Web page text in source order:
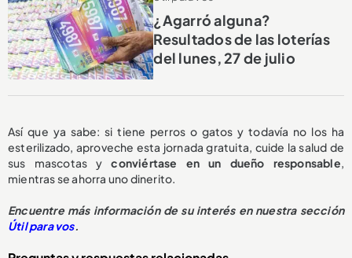
¿Agarró alguna?
Resultados de las loterías
del lunes, 27 de julio
Así que ya sabe: si tiene perros o gatos y todavía no los ha
esterilizado, aproveche esta jornada gratuita, cuide la salud de
sus mascotas yconviértase en un dueño responsable,
mientras se ahorra uno dinerito.
Encuentre más información de su interés en nuestra sección
Útil para vos.